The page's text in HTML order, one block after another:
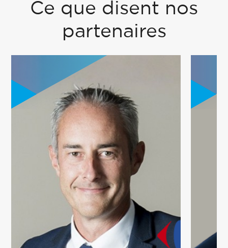
Ce que disent nos
partenaires